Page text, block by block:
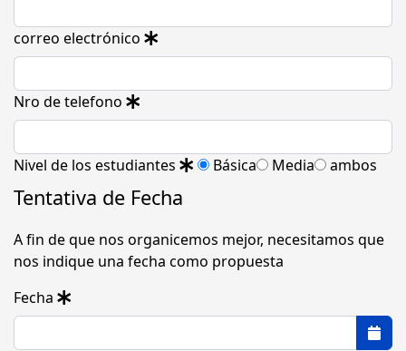
correo electrónico
Nro de telefono
Nivel de los estudiantes Básica Media ambos
Tentativa de Fecha
A fin de que nos organicemos mejor, necesitamos que
nos indique una fecha como propuesta
Fecha